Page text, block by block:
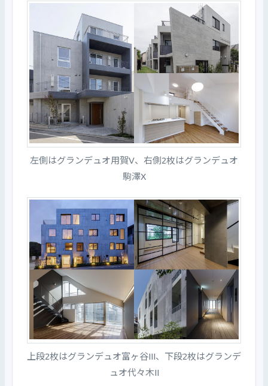
左側はグランデュオ用賀V、右側2枚はグランデュオ
駒澤X
上段2枚はグランデュオ富ヶ谷III、下段2枚はグランデ
ュオ代々木II